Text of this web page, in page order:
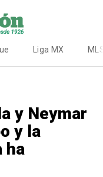
Liga MX
y Neymar
y la
ha